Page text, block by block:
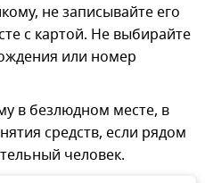
не записывайте его
с картой. Не выбирайте
или номер
в безлюдном месте, в
средств, если рядом
человек.